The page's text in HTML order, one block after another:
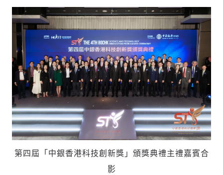
第四屆「中銀香港科技創新獎」頒獎典禮主禮嘉賓合
影